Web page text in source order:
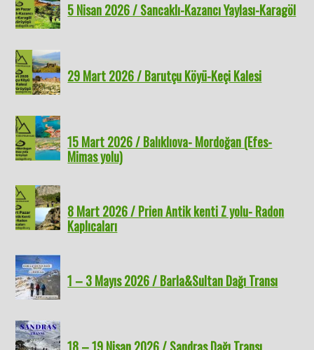
5 Nisan 2026 / Sancaklı-Kazancı Yaylası-Karagöl
29 Mart 2026 / Barutçu Köyü-Keçi Kalesi
15 Mart 2026 / Balıklıova- Mordoğan (Efes-
Mimas yolu)
8 Mart 2026 / Prien Antik kenti Z yolu- Radon
Kaplıcaları
1 – 3 Mayıs 2026 / Barla&Sultan Dağı Transı